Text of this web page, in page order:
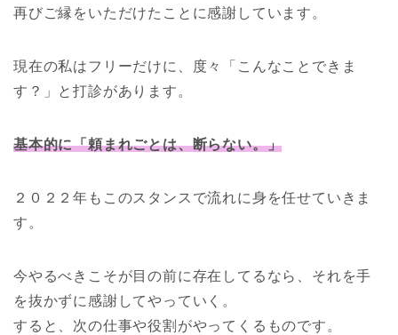
再びご縁をいただけたことに感謝しています。
現在の私はフリーだけに、度々「こんなことできま
す？」と打診があります。
基本的に「頼まれごとは、断らない。」
２０２２年もこのスタンスで流れに身を任せていきま
す。
今やるべきこそが目の前に存在してるなら、それを手
を抜かずに感謝してやっていく。
すると、次の仕事や役割がやってくるものです。